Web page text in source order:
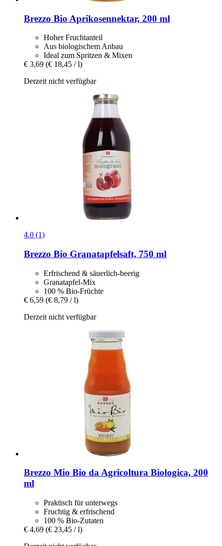
Brezzo Bio Aprikosennektar, 200 ml
Hoher Fruchtanteil
Aus biologischem Anbau
Ideal zum Spritzen & Mixen
€ 3,69 (€ 18,45 / l)
Derzeit nicht verfügbar
4.0 (1)
Brezzo Bio Granatapfelsaft, 750 ml
Erfrischend & säuerlich-beerig
Granatapfel-Mix
100 % Bio-Früchte
€ 6,59 (€ 8,79 / l)
Derzeit nicht verfügbar
Brezzo Mio Bio da Agricoltura Biologica, 200
ml
Praktisch für unterwegs
Fruchtig & erfrischend
100 % Bio-Zutaten
€ 4,69 (€ 23,45 / l)